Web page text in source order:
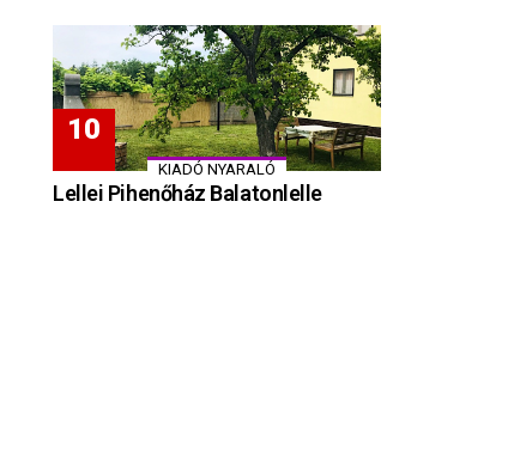
KIADÓ NYARALÓ
Lellei Pihenőház Balatonlelle